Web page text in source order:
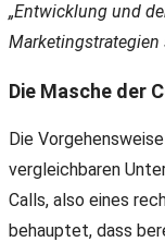
„Entwicklung und
Marketingstrategien
Die Masche der
Die
vergleichbaren
Calls, also eines
behauptet, dass